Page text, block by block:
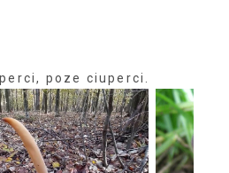
poze ciuperci.